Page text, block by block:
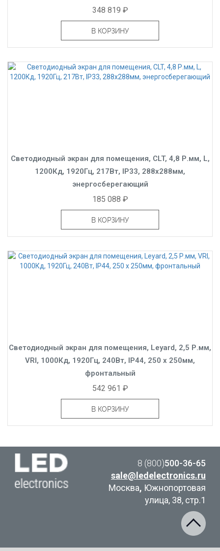
348 819 ₽
В КОРЗИНУ
Светодиодный экран для помещения, CLT, 4,8 Р.мм, L,
1200Кд, 1920Гц, 217Вт, IP33, 288x288мм,
энергосберегающий
185 088 ₽
В КОРЗИНУ
Светодиодный экран для помещения, Leyard, 2,5 Р.мм,
VRI, 1000Кд, 1920Гц, 240Вт, IP44, 250 x 250мм,
фронтальный
542 961 ₽
В КОРЗИНУ
8 (800)500-36-65
sale@ledelectronics.ru
Москва, Южнопортовая
улица, 38, стр.1